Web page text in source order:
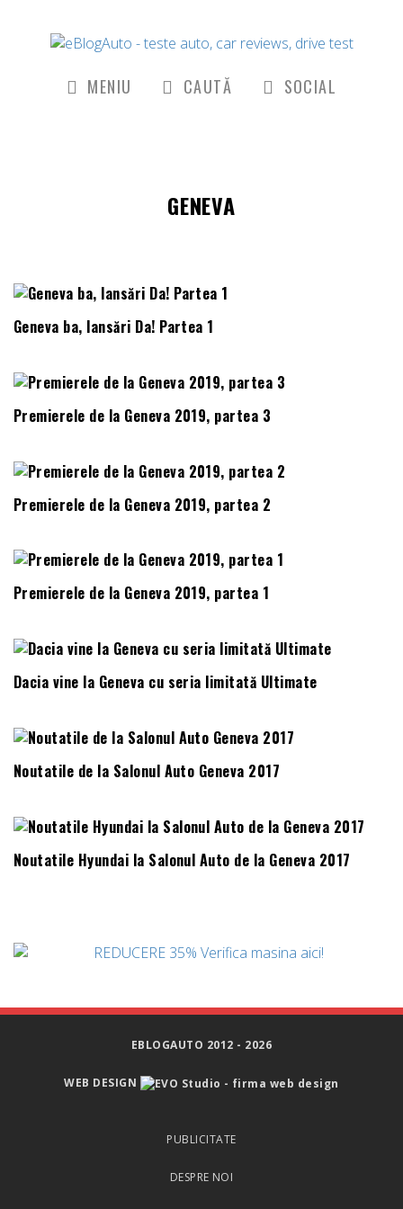
MENIU CAUTĂ SOCIAL
GENEVA
Geneva ba, lansări Da! Partea 1
Premierele de la Geneva 2019, partea 3
Premierele de la Geneva 2019, partea 2
Premierele de la Geneva 2019, partea 1
Dacia vine la Geneva cu seria limitată Ultimate
Noutatile de la Salonul Auto Geneva 2017
Noutatile Hyundai la Salonul Auto de la Geneva 2017
EBLOGAUTO 2012 - 2026
WEB DESIGN
PUBLICITATE
DESPRE NOI